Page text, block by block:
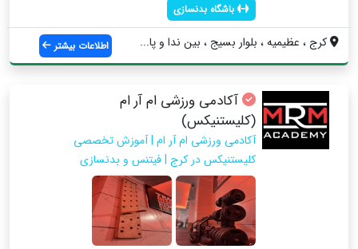
باشگاه بدنسازی
کرج ، عظیمیه ، بلوار بسیج ، بین ندا و پا... اطلاعات بیشتر
آکادمی ورزشی ام آر ام
(کلیستنیکس)
آکادمی ورزشی ام آر ام | آموزش تخصصی
کلیستنیکس در کرج | فیتنس و بدنسازی